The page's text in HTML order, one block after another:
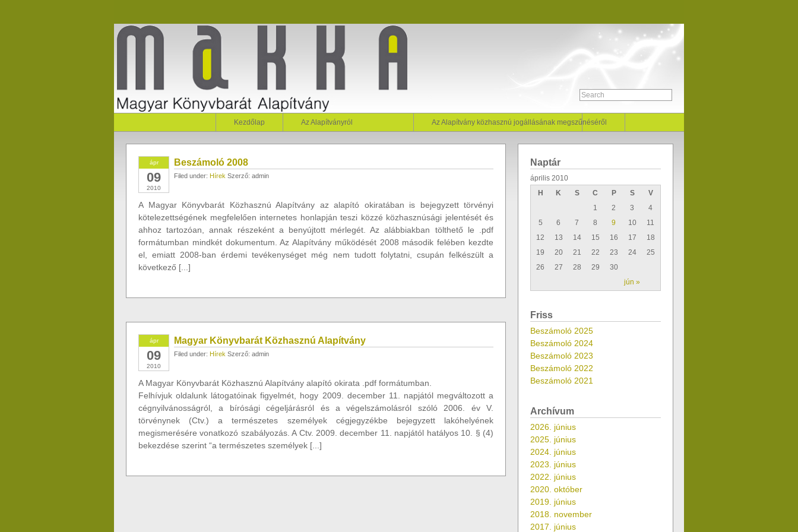
Kezdőlap Az Alapítványról Az Alapítvány közhasznú jogállásának megszűnéséről
ápr
09
2010
Beszámoló 2008
Filed under: Hírek Szerző: admin
A Magyar Könyvbarát Közhasznú Alapítvány az alapító okiratában is bejegyzett törvényi
kötelezettségének megfelelően internetes honlapján teszi közzé közhasznúsági jelentését és
ahhoz tartozóan, annak részeként a benyújtott mérlegét. Az alábbiakban tölthető le .pdf
formátumban mindkét dokumentum. Az Alapítvány működését 2008 második felében kezdte
el, emiatt 2008-ban érdemi tevékenységet még nem tudott folytatni, csupán felkészült a
következő [...]
ápr
09
2010
Magyar Könyvbarát Közhasznú Alapítvány
Filed under: Hírek Szerző: admin
A Magyar Könyvbarát Közhasznú Alapítvány alapító okirata .pdf formátumban.
Felhívjuk oldalunk látogatóinak figyelmét, hogy 2009. december 11. napjától megváltozott a
cégnyilvánosságról, a bírósági cégeljárásról és a végelszámolásról szóló 2006. év V.
törvénynek (Ctv.) a természetes személyek cégjegyzékbe bejegyzett lakóhelyének
megismerésére vonatkozó szabályozás. A Ctv. 2009. december 11. napjától hatályos 10. § (4)
bekezdése szerint “a természetes személyek [...]
Naptár
április 2010
H
K S C P S V
jún »
1 2 3
4
5
6 7 8 9 10
11
12
13 14 15 16 17
18
19
20 21 22 23 24
25
26
27 28 29 30
Friss
Beszámoló 2025
Beszámoló 2024
Beszámoló 2023
Beszámoló 2022
Beszámoló 2021
Archívum
2026. június
2025. június
2024. június
2023. június
2022. június
2020. október
2019. június
2018. november
2017. június